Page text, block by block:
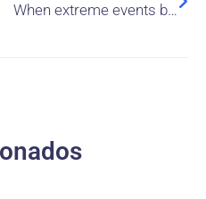
When extreme events become the norm: how do artisan entrepreneurs adapt their entrepreneurial identity?